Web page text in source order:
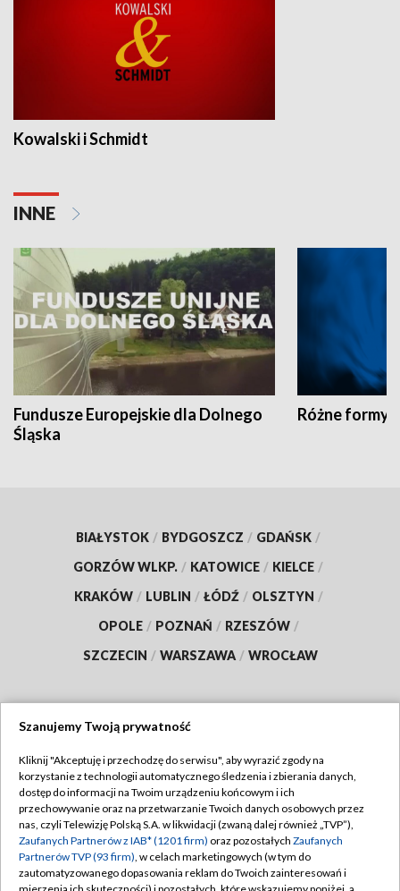
Kowalski i Schmidt
INNE
Fundusze Europejskie dla Dolnego
Śląska
Różne formy
BIAŁYSTOK / BYDGOSZCZ / GDAŃSK /
GORZÓW WLKP. / KATOWICE / KIELCE /
KRAKÓW / LUBLIN / ŁÓDŹ / OLSZTYN /
OPOLE / POZNAŃ / RZESZÓW /
SZCZECIN / WARSZAWA / WROCŁAW
TVP
Abonament TVP
Emisja w TVP
Centrum informacji TVP
Regulamin TVP
Polityka prywatności
Moje zgody
Szanujemy Twoją prywatność
Kliknij "Akceptuję i przechodzę do serwisu", aby wyrazić zgody na
korzystanie z technologii automatycznego śledzenia i zbierania danych,
dostęp do informacji na Twoim urządzeniu końcowym i ich
przechowywanie oraz na przetwarzanie Twoich danych osobowych przez
nas, czyli Telewizję Polską S.A. w likwidacji (zwaną dalej również „TVP”),
Zaufanych Partnerów z IAB* (1201 firm) oraz pozostałych Zaufanych
Partnerów TVP (93 firm), w celach marketingowych (w tym do
zautomatyzowanego dopasowania reklam do Twoich zainteresowań i